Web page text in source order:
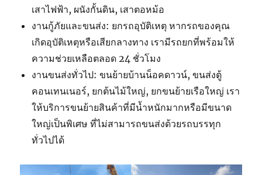
เสาไฟฟ้า, ผนังกั้นดิน, เสาตอหม้อ
งานกู้ภัยและขนส่ง: ยกรถอุบัติเหตุ หากรถของคุณ
เกิดอุบัติเหตุหรือเสียกลางทาง เรามีรถยกที่พร้อมให้
ความช่วยเหลือตลอด 24 ชั่วโมง
งานขนส่งทั่วไป: ขนย้ายบ้านน็อคดาวน์, ขนส่งตู้
คอนเทนเนอร์, ยกต้นไม้ใหญ่, ยกขนย้ายเรือใหญ่ เรา
ให้บริการขนย้ายสินค้าที่มีน้ำหนักมากหรือมีขนาด
ใหญ่เป็นพิเศษ ที่ไม่สามารถขนส่งด้วยรถบรรทุก
ทั่วไปได้